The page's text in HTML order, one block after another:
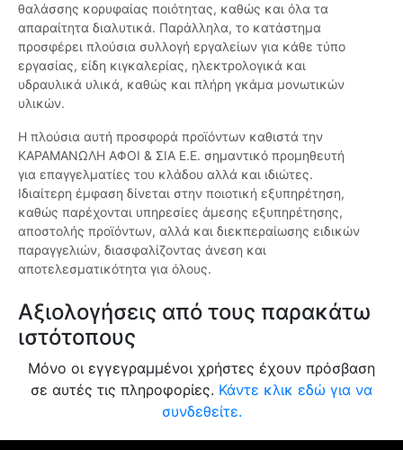
θαλάσσης κορυφαίας ποιότητας, καθώς και όλα τα
απαραίτητα διαλυτικά. Παράλληλα, το κατάστημα
προσφέρει πλούσια συλλογή εργαλείων για κάθε τύπο
εργασίας, είδη κιγκαλερίας, ηλεκτρολογικά και
υδραυλικά υλικά, καθώς και πλήρη γκάμα μονωτικών
υλικών.
Η πλούσια αυτή προσφορά προϊόντων καθιστά την
ΚΑΡΑΜΑΝΩΛΗ ΑΦΟΙ & ΣΙΑ Ε.Ε. σημαντικό προμηθευτή
για επαγγελματίες του κλάδου αλλά και ιδιώτες.
Ιδιαίτερη έμφαση δίνεται στην ποιοτική εξυπηρέτηση,
καθώς παρέχονται υπηρεσίες άμεσης εξυπηρέτησης,
αποστολής προϊόντων, αλλά και διεκπεραίωσης ειδικών
παραγγελιών, διασφαλίζοντας άνεση και
αποτελεσματικότητα για όλους.
Αξιολογήσεις από τους παρακάτω
ιστότοπους
Μόνο οι εγγεγραμμένοι χρήστες έχουν πρόσβαση
σε αυτές τις πληροφορίες. Κάντε κλικ εδώ για να
συνδεθείτε.